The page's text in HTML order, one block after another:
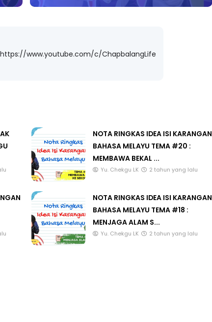
www.youtube.com/c/ChapbalangLife
NOTA RINGKAS IDEA ISI KARANGAN
BAHASA MELAYU TEMA #20 :
MEMBAWA BEKAL ...
Yu. Chekgu LK 2 tahun yang lalu
NOTA RINGKAS IDEA ISI KARANGAN
BAHASA MELAYU TEMA #18 :
MENJAGA ALAM S...
Yu. Chekgu LK 2 tahun yang lalu